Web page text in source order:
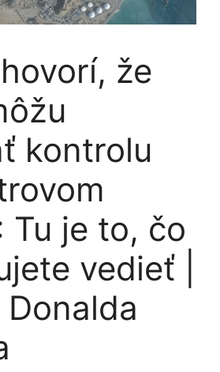
že
kontrolu
Tu je to, čo
vedieť |